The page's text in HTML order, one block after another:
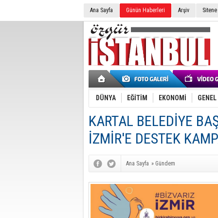
Ana Sayfa Günün Haberleri Arşiv
DÜNYA EĞİTİM EKONOMİ GENEL
KARTAL BELEDİYE
İZMİR'E DESTEK
Ana Sayfa » Gündem